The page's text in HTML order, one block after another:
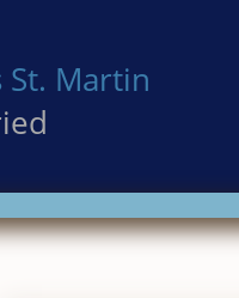
St. Martin